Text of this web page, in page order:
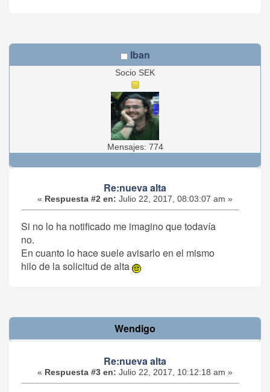
Iban
Socio SEK
Mensajes: 774
Re:nueva alta
« Respuesta #2 en: Julio 22, 2017, 08:03:07 am »
Si no lo ha notificado me imagino que todavía
no.
En cuanto lo hace suele avisarlo en el mismo
hilo de la solicitud de alta
Wendigo
Re:nueva alta
« Respuesta #3 en: Julio 22, 2017, 10:12:18 am »